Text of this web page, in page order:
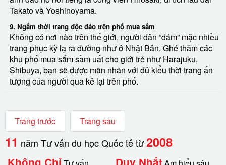
Takato và Yoshinoyama.
9. Ngắm thời trang độc đáo trên phố mua sắm
Không có nơi nào trên thế giới, người dân “dám” mặc nhiều
trang phục kỳ lạ ra đường như ở Nhật Bản. Ghé thăm các
khu phố mua sắm sầm uất cho giới trẻ như Harajuku,
Shibuya, bạn sẽ được mãn nhãn với đủ kiểu thời trang ấn
tượng của người qua kẻ lại trên phố.
Trang trước Trang sau
11 năm Tư vấn du học Quốc tế từ2008